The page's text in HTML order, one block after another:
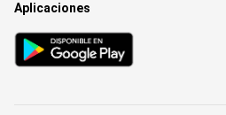
Aplicaciones